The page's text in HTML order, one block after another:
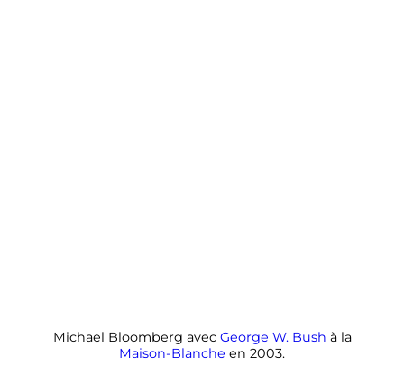
Michael Bloomberg avec George W. Bush à la
Maison-Blanche en 2003.